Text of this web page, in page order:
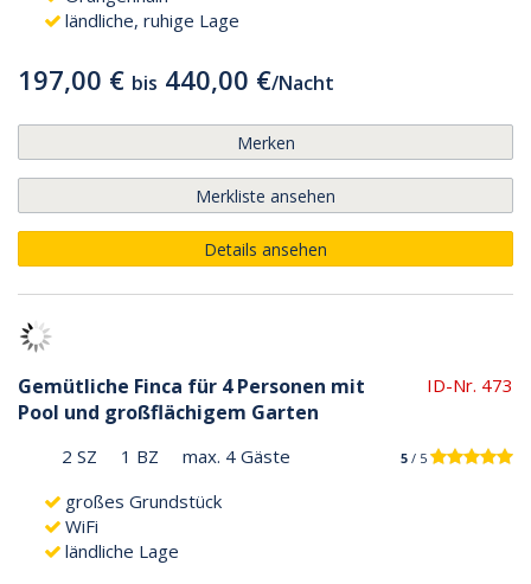
ländliche, ruhige Lage
197,00 € bis 440,00 €/Nacht
Merken
Merkliste ansehen
Details ansehen
Gemütliche Finca für 4 Personen mit
Pool und großflächigem Garten
ID-Nr. 473
2 SZ 1 BZ max. 4 Gäste 5 / 5
großes Grundstück
WiFi
ländliche Lage